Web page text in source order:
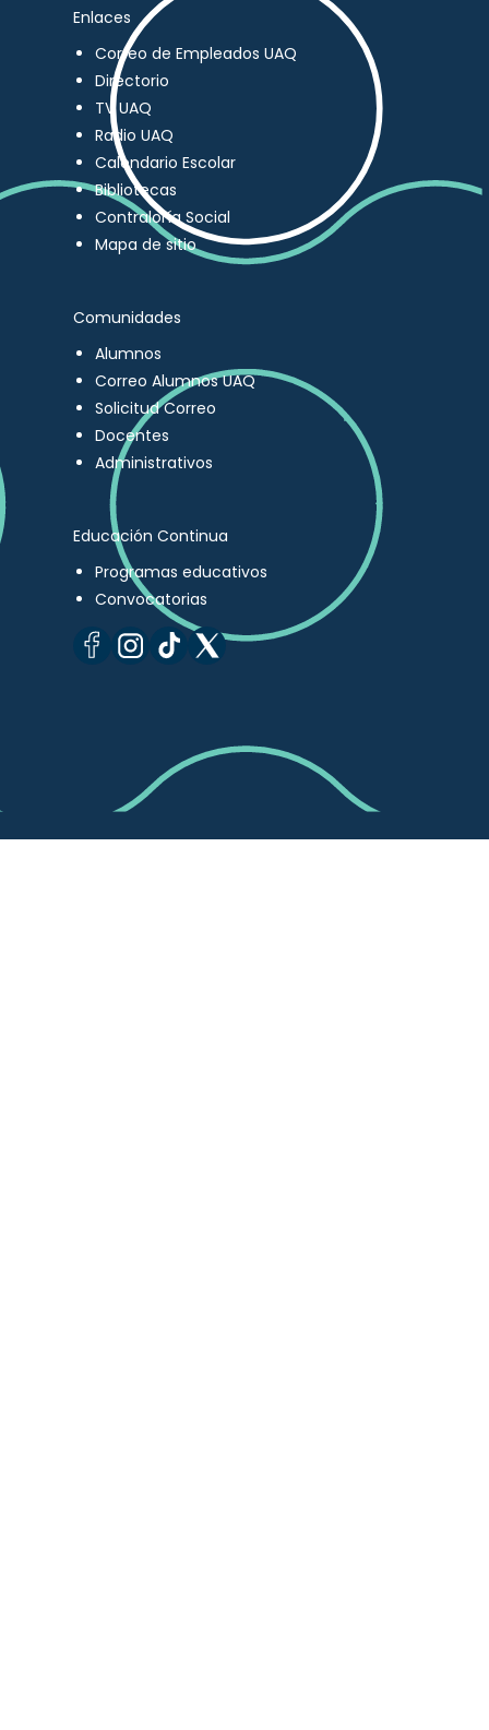
Enlaces
Correo de Empleados UAQ
Directorio
TV UAQ
Radio UAQ
Calendario Escolar
Bibliotecas
Contraloría Social
Mapa de sitio
Comunidades
Alumnos
Correo Alumnos UAQ
Solicitud Correo
Docentes
Administrativos
Educación Continua
Programas educativos
Convocatorias